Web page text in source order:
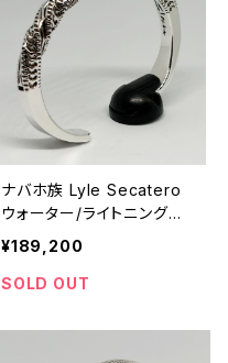
ナバホ族 Lyle Secatero
ウォーター/ライトニング
ヘビーゲージスクエアツイ
スト バングル
¥189,200
SOLD OUT